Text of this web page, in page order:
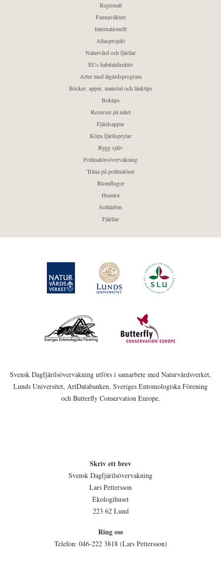
Regionalt
Faunaväkteri
Internationellt
Atlasprojekt
Naturvård och fjärilar
EUs habitatdirektiv
Arter med åtgärdsprogram
Böcker, appar, material och länktips
Boktips
Resurser på nätet
Fjärilsappar
Köpa fjärilsprylar
Bygg själv
Pollinatörsövervakning
Träna på pollinatörer
Blomflugor
Humlor
Solitärbin
Fjärilar
Svensk Dagfjärilsövervakning utförs i samarbete med Naturvårdsverket,
Lunds Universitet, ArtDatabanken, Sveriges Entomologiska Förening
och Butterfly Conservation Europe.
Skriv ett brev
Svensk Dagfjärilsövervakning
Lars Pettersson
Ekologihuset
223 62 Lund
Ring oss
Telefon: 046-222 3818 (Lars Pettersson)